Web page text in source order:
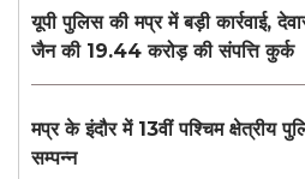
यूपी पुलिस की मप्र में बड़ी कार्रवाई,
जैन की 19.44 करोड़ की संपत्ति कुर्क
मप्र के इंदौर में 13वीं पश्चिम क्षेत्रीय
सम्पन्न